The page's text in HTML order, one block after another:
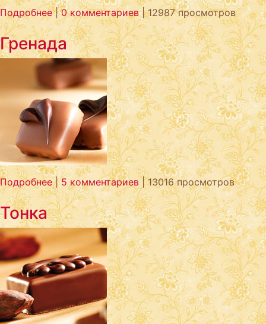
Подробнее|0 комментариев| 12987 просмотров
Гренада
Подробнее|5 комментариев| 13016 просмотров
Тонка